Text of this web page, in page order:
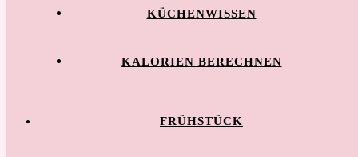
KÜCHENWISSEN
KALORIEN BERECHNEN
FRÜHSTÜCK